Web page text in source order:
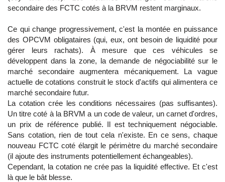
secondaire des FCTC cotés à la BRVM restent marginaux.
Ce qui change progressivement, c'est la montée en puissance
des OPCVM obligataires (qui, eux, ont besoin de liquidité pour
gérer leurs rachats). À mesure que ces véhicules se
développent dans la zone, la demande de négociabilité sur le
marché secondaire augmentera mécaniquement. La vague
actuelle de cotations construit le stock d'actifs qui alimentera ce
marché secondaire futur.
La cotation crée les conditions nécessaires (pas suffisantes).
Un titre coté à la BRVM a un code de valeur, un carnet d'ordres,
un prix de référence publié. Il est techniquement négociable.
Sans cotation, rien de tout cela n'existe. En ce sens, chaque
nouveau FCTC coté élargit le périmètre du marché secondaire
(il ajoute des instruments potentiellement échangeables).
Cependant, la cotation ne crée pas la liquidité effective. Et c'est
là que le bât blesse.